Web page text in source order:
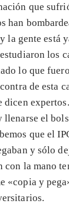
que
han
la gente está
los
lo que
de esta
llenarse el
que el
y sólo
con la mano
«copia y